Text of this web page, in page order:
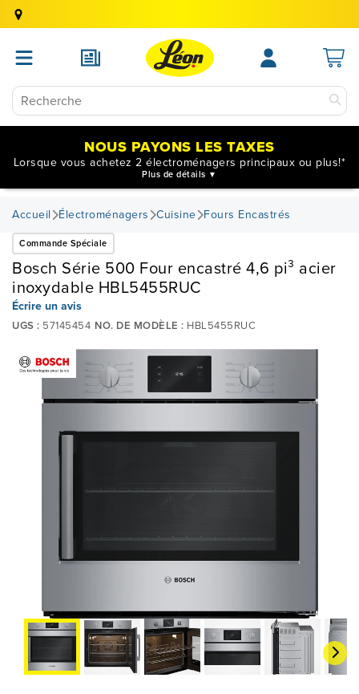
NOUS PAYONS LES TAXES
Lorsque vous achetez 2 électroménagers principaux ou plus!*
Plus de détails
Accueil Électroménagers Cuisine Fours Encastrés
Commande Spéciale
Bosch Série 500 Four encastré 4,6 pi³ acier
inoxydable HBL5455RUC
Écrire un avis
UGS : 57145454 NO. DE MODÈLE : HBL5455RUC